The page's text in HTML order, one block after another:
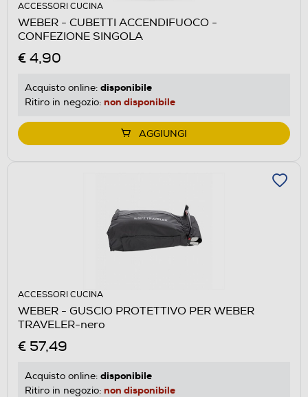
ACCESSORI CUCINA
WEBER - CUBETTI ACCENDIFUOCO -
CONFEZIONE SINGOLA
€ 4,90
Acquisto online: disponibile
Ritiro in negozio: non disponibile
AGGIUNGI
ACCESSORI CUCINA
WEBER - GUSCIO PROTETTIVO PER WEBER
TRAVELER-nero
€ 57,49
Acquisto online: disponibile
Ritiro in negozio: non disponibile